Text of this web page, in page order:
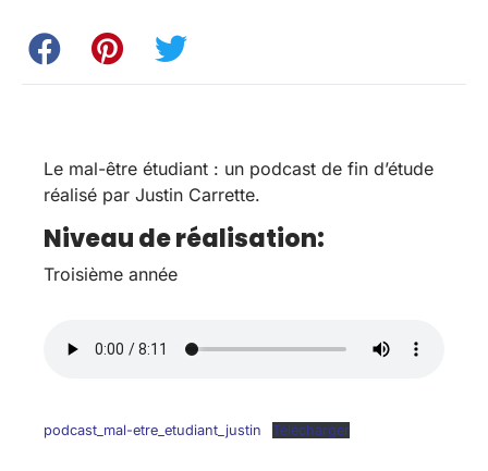
Le mal-être étudiant : un podcast de fin d’étude
réalisé par Justin Carrette.
Niveau de réalisation:
Troisième année
podcast_mal-etre_etudiant_justin Télécharger